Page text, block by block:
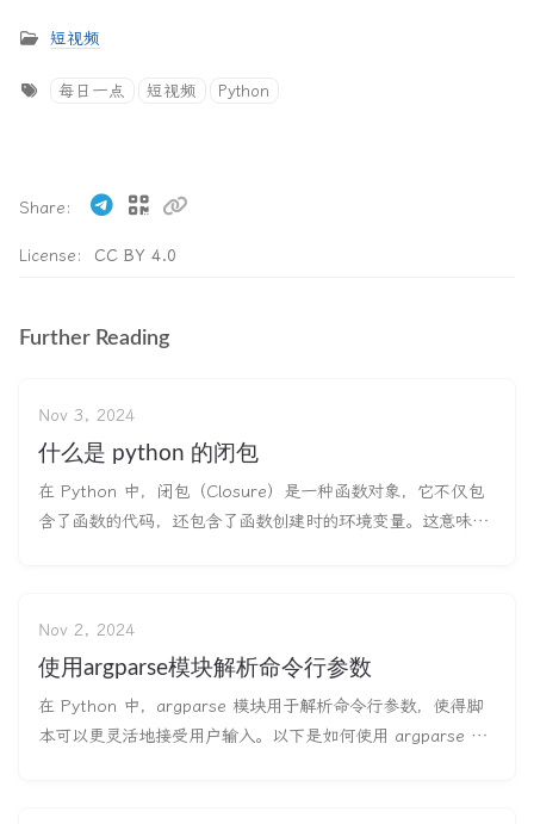
短视频
每日一点 短视频 Python
License: CC BY 4.0
Share
Further Reading
Nov 3, 2024
什么是 python 的闭包
在 Python 中，闭包（Closure）是一种函数对象，它不仅包
含了函数的代码，还包含了函数创建时的环境变量。这意味着
套函数：闭
Nov 2, 2024
使用argparse模块解析命令行参数
在 Python 中，argparse 模块用于解析命令行参数，使得脚
本可以更灵活地接受用户输入。以下是如何使用 argparse 模